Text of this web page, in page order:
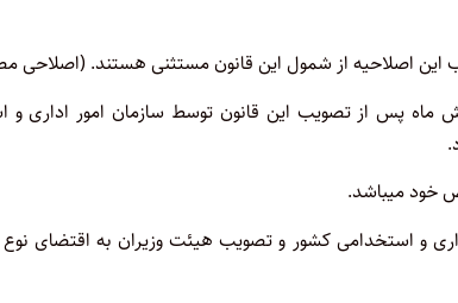
از شمول این قانون مستثنی هستند. (اصلاحی مصوب ۱۳۵۳/
ماه پس از تصویب این قانون توسط سازمان امور اداری
.
خود میباشد.
و استخدامی کشور و تصویب هیئت وزیران به اقتضای نوع